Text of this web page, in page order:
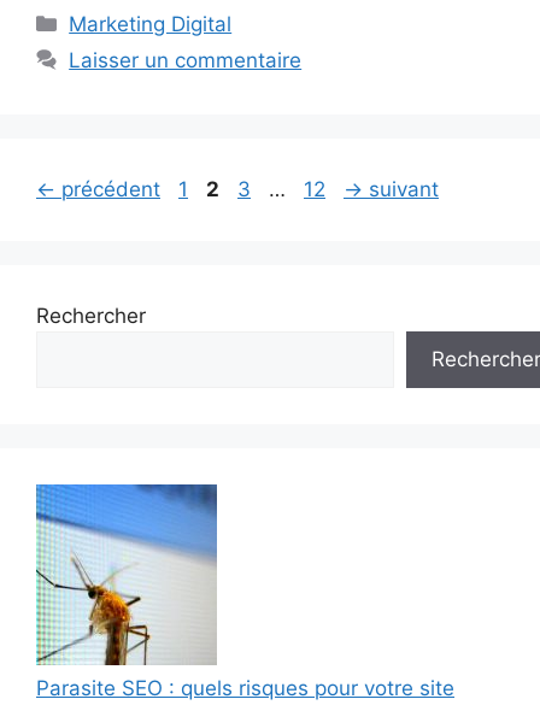
Catégories
Marketing Digital
Laisser un commentaire
← précédent Page
1 Page
2 Page
3 … Page
12 → suivant
Rechercher
Rechercher
Parasite SEO : quels risques pour votre site